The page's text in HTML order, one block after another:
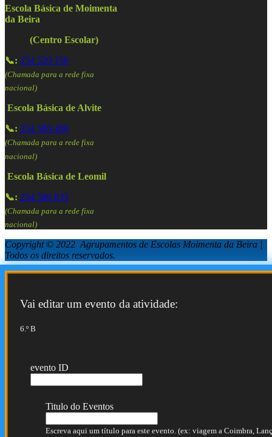
Escola Básica de Moimenta
da Beira
(Centro Escolar)
📞: 254 520 150
(Chamada para a rede fixa
nacional)
Escola Básica de Alvite
📞: 254 586 409
(Chamada para a rede fixa
nacional)
Escola Básica de Leomil
📞: 254 586 833
(Chamada para a rede fixa
nacional)
Copyright © 2022 Agrupamentos de Escolas Moimenta da Beira |
Todos os direitos reservados.
Vai editar um evento da atividade:
6.º B
evento ID
Titulo do Eventos
Escreva aqui um título para este evento. (ex: viagem a Coimbra,